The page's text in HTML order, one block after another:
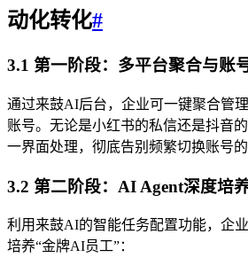
动化转化#
3.1 第一阶段：多平台聚合与账
通过来鼓AI后台，企业可一键聚合管
账号。无论是小红书的私信还是抖音
一界面处理，彻底告别频繁切换账号的
3.2 第二阶段：AI Agent深度培
利用来鼓AI的智能任务配置功能，企
培养“金牌AI员工”：